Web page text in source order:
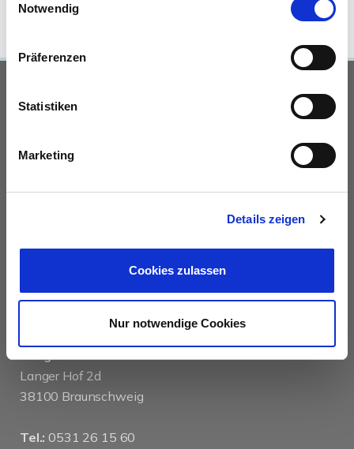
Notwendig
Präferenzen
Statistiken
Marketing
Details zeigen
Cookies zulassen
Nur notwendige Cookies
KONTAKT
das immobilienhaus oberenzer & stöcker gmbh &
co kg
Langer Hof 2d
38100 Braunschweig
Tel.: 0531 26 15 60